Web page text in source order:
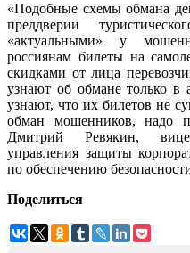
«Подобные схемы обмана
преддверии
«актуальными» у
россиянам билеты на
скидками от лица
узнают об обмане только в
узнают, что их билетов не
обман мошенников, надо
Дмитрий Ревякин,
управления защиты
по обеспечению
Поделиться